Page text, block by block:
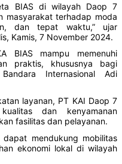
BIAS di wilayah Daop 7
masyarakat terhadap moda
dan tepat waktu,” ujar
Kamis, 7 November 2024.
BIAS mampu memenuhi
praktis, khususnya bagi
Internasional Adi
layanan, PT KAI Daop 7
dan kenyamanan
fasilitas dan pelayanan.
mendukung mobilitas
ekonomi lokal di wilayah